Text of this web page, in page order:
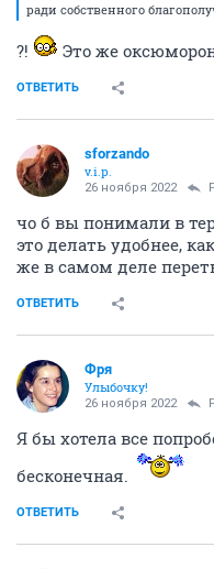
ради собственного
?! Это же
ОТВЕТИТЬ
sforzando
v.i.p.
26 ноября 2022
чо б вы понимали в
это делать удобнее,
же в самом деле
ОТВЕТИТЬ
Фря
Улыбочку!
26 ноября 2022
Я бы хотела все
бесконечная.
ОТВЕТИТЬ